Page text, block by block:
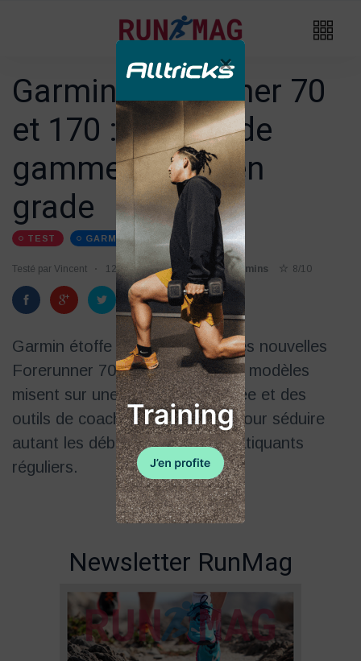
Garmin Forerunner 70
et 170 : l'entrée de
gamme monte en
grade
TEST GARMIN MONTRE-GPS
Testé par Vincent 12/05 Temps de lecture 3 mins 8/10
Garmin étoffe sa gamme avec les nouvelles
Forerunner 70 et 170. Ces deux modèles
misent sur une interface simplifiée et des
outils de coaching accessibles pour séduire
autant les débutants que les pratiquants
réguliers.
Newsletter RunMag
×